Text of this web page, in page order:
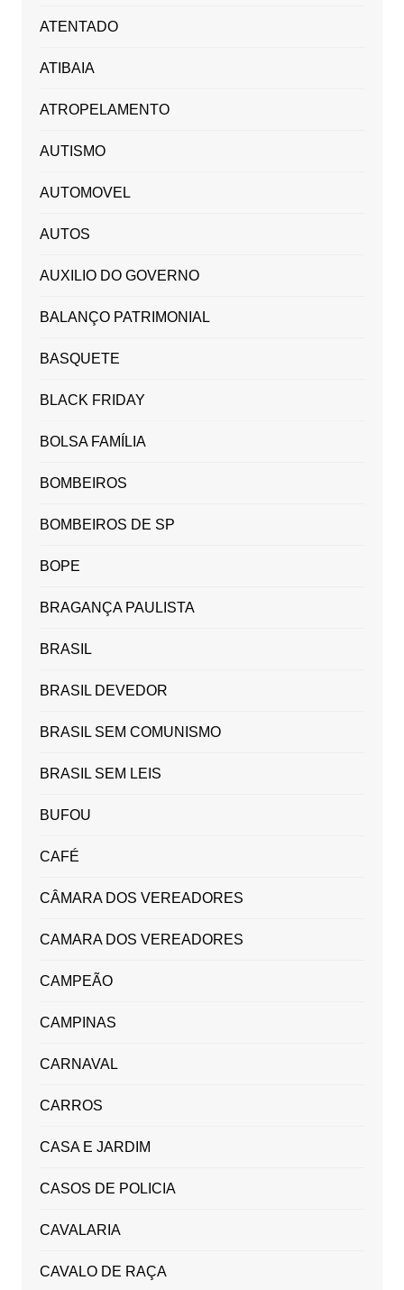
ATENTADO
ATIBAIA
ATROPELAMENTO
AUTISMO
AUTOMOVEL
AUTOS
AUXILIO DO GOVERNO
BALANÇO PATRIMONIAL
BASQUETE
BLACK FRIDAY
BOLSA FAMÍLIA
BOMBEIROS
BOMBEIROS DE SP
BOPE
BRAGANÇA PAULISTA
BRASIL
BRASIL DEVEDOR
BRASIL SEM COMUNISMO
BRASIL SEM LEIS
BUFOU
CAFÉ
CÂMARA DOS VEREADORES
CAMARA DOS VEREADORES
CAMPEÃO
CAMPINAS
CARNAVAL
CARROS
CASA E JARDIM
CASOS DE POLICIA
CAVALARIA
CAVALO DE RAÇA